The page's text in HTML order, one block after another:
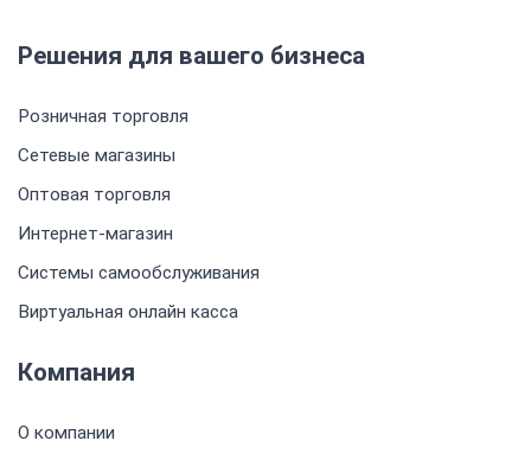
Решения для вашего бизнеса
Розничная торговля
Сетевые магазины
Оптовая торговля
Интернет-магазин
Системы самообслуживания
Виртуальная онлайн касса
Компания
О компании